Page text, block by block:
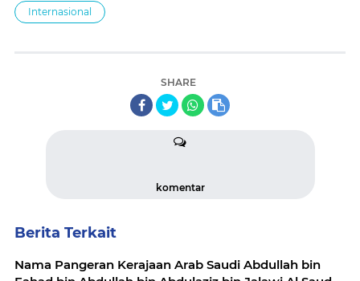
Internasional
SHARE
komentar
Berita Terkait
Nama Pangeran Kerajaan Arab Saudi Abdullah bin